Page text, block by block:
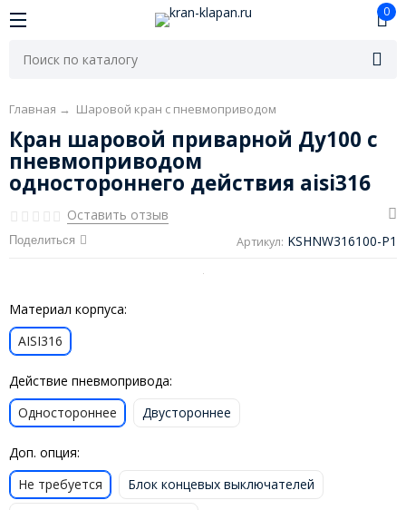
0
Главная → Шаровой кран с пневмоприводом
Кран шаровой приварной Ду100 с
пневмоприводом
одностороннего действия aisi316
Оставить отзыв
Поделиться Артикул: KSHNW316100-P1
Материал корпуса:
AISI316
Действие пневмопривода:
Одностороннее
Двустороннее
Доп. опция:
Не требуется
Блок концевых выключателей